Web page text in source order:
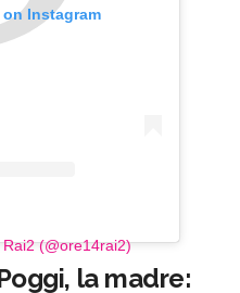
Instagram
(@ore14rai2)
la madre: